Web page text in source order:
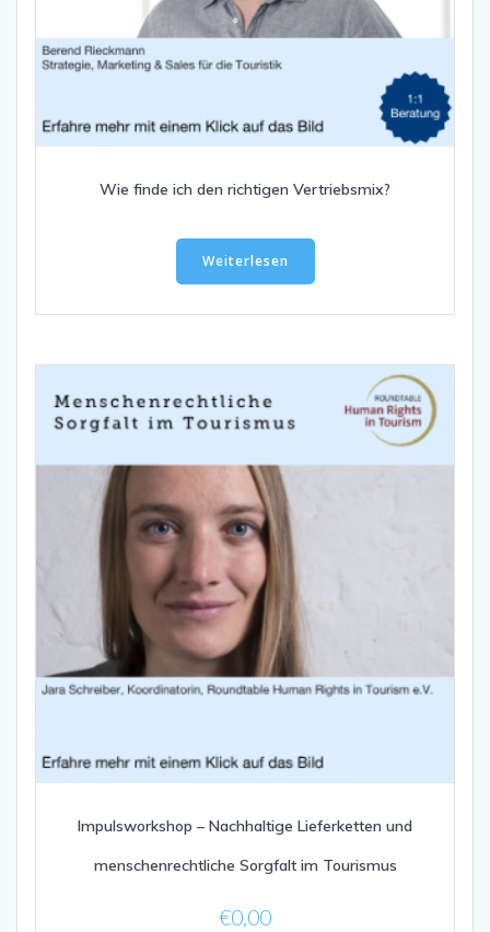
Wie finde ich den richtigen Vertriebsmix?
Weiterlesen
Impulsworkshop – Nachhaltige Lieferketten und
menschenrechtliche Sorgfalt im Tourismus
€0,00